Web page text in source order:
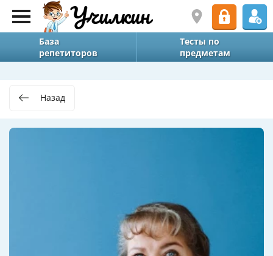
База
репетиторов
Тесты по
предметам
Назад